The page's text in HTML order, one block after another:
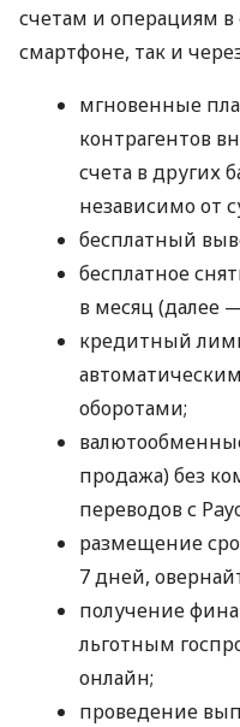
счетам и операциям
смартфоне, так и
мгновенные
контрагентов
счета в других
независимо от
бесплатный
бесплатное
в месяц (далее
кредитный
оборотами;
продажа) без
переводов с
размещение
7 дней,
получение
льготным
онлайн;
проведение